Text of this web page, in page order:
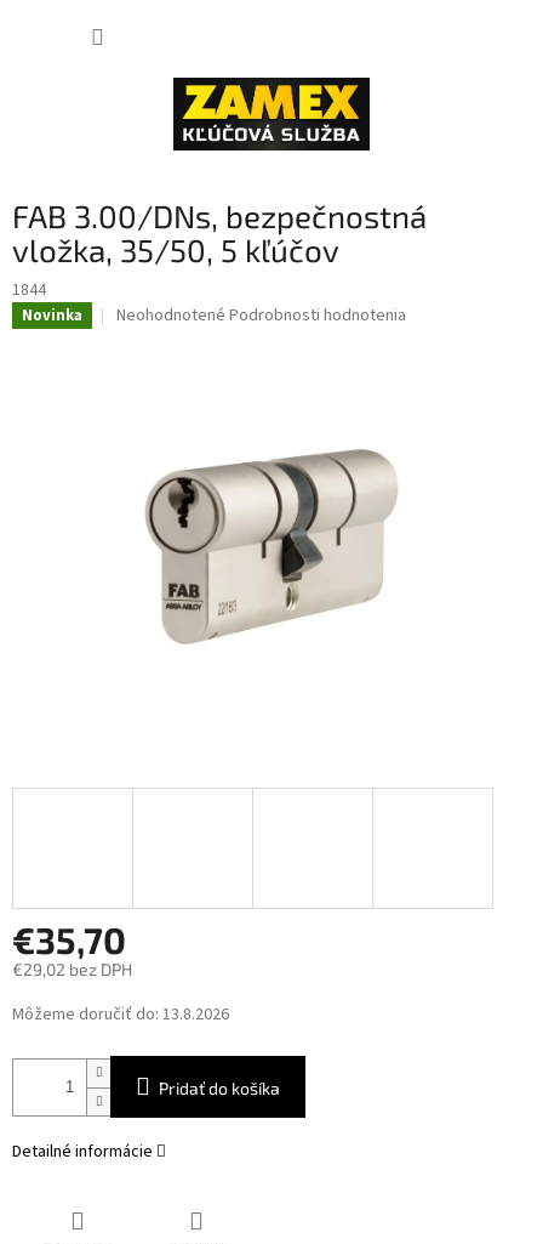
FAB 3.00/DNs, bezpečnostná
vložka, 35/50, 5 kľúčov
1844
Novinka
Priemerné
hviezdičiek.
Neohodnotené Podrobnosti hodnotenia
€35,70
€29,02 bez DPH
Jednotková
cena:
Môžeme doručiť do: 13.8.2026
Pridať do košíka
Detailné informácie